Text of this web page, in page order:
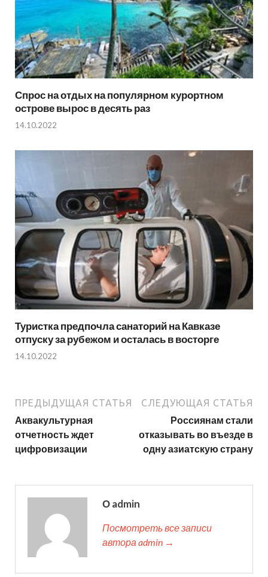
Спрос на отдых на популярном курортном
острове вырос в десять раз
14.10.2022
Туристка предпочла санаторий на Кавказе
отпуску за рубежом и осталась в восторге
14.10.2022
ПРЕДЫДУЩАЯ СТАТЬЯ
Аквакультурная
отчетность ждет
цифровизации
СЛЕДУЮЩАЯ СТАТЬЯ
Россиянам стали
отказывать во въезде в
одну азиатскую страну
О admin
Посмотреть все записи
автора admin →